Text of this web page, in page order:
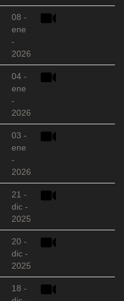
08 -
ene
-
2026
04 -
ene
-
2026
03 -
ene
-
2026
21 -
dic -
2025
20 -
dic -
2025
18 -